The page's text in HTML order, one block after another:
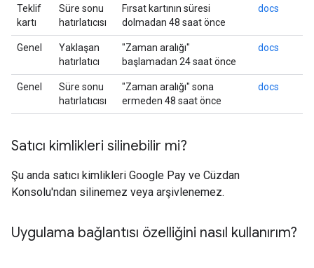
Teklif
kartı
Süre sonu
hatırlatıcısı
Fırsat kartının süresi
dolmadan 48 saat önce
docs
Genel
Yaklaşan
hatırlatıcı
"Zaman aralığı"
başlamadan 24 saat önce
docs
Genel
Süre sonu
hatırlatıcısı
"Zaman aralığı" sona
ermeden 48 saat önce
docs
Satıcı kimlikleri silinebilir mi?
Şu anda satıcı kimlikleri Google Pay ve Cüzdan
Konsolu'ndan silinemez veya arşivlenemez.
Uygulama bağlantısı özelliğini nasıl kullanırım?